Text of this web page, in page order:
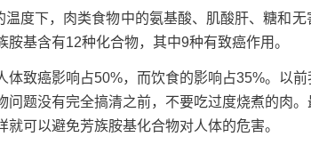
下，肉类食物中的氨基酸、肌酸肝、糖和无
基含有12种化合物，其中9种有致癌作用。
体致癌影响占50%，而饮食的影响占35%。以
问题没有完全搞清之前，不要吃过度烧煮的肉
就可以避免芳族胺基化合物对人体的危害。